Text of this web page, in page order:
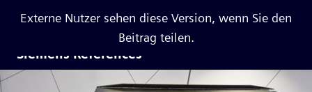
Siemens References
Externe Nutzer sehen diese Version, wenn Sie den
Beitrag teilen.